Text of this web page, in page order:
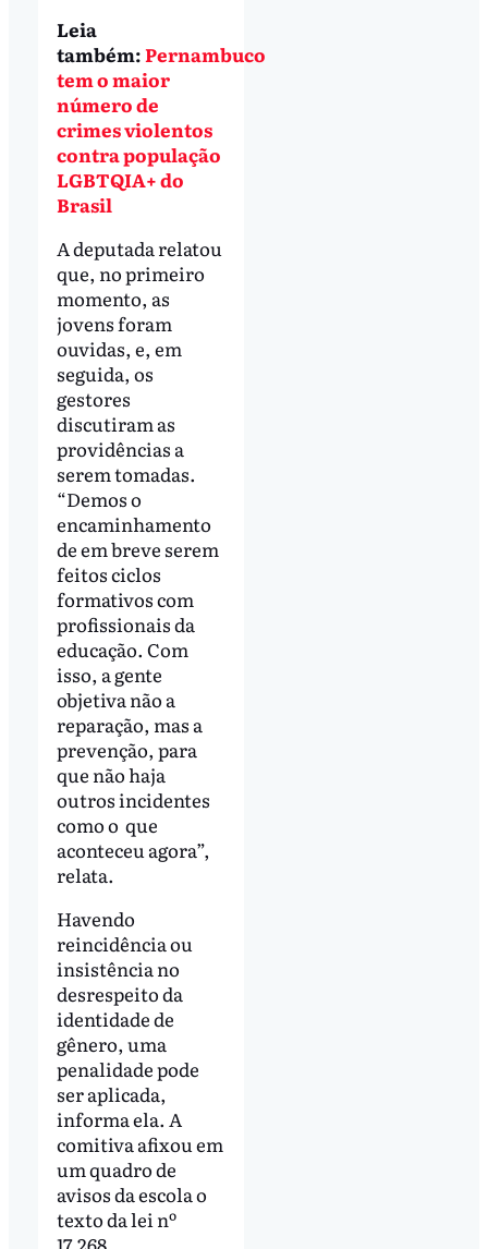
Leia
também:Pernambuco
tem o maior
número de
crimes violentos
contra população
LGBTQIA+ do
Brasil
A deputada relatou
que, no primeiro
momento, as
jovens foram
ouvidas, e, em
seguida, os
gestores
discutiram as
providências a
serem tomadas.
“Demos o
encaminhamento
de em breve serem
feitos ciclos
formativos com
profissionais da
educação. Com
isso, a gente
objetiva não a
reparação, mas a
prevenção, para
que não haja
outros incidentes
como o que
aconteceu agora”,
relata.
Havendo
reincidência ou
insistência no
desrespeito da
identidade de
gênero, uma
penalidade pode
ser aplicada,
informa ela. A
comitiva afixou em
um quadro de
avisos da escola o
texto da lei nº